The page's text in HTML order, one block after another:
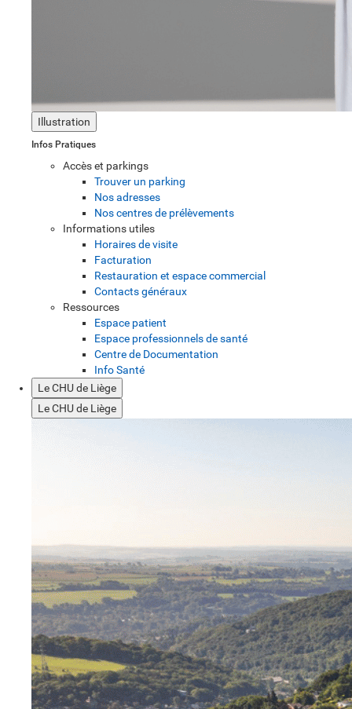
Illustration
Infos Pratiques
Accès et parkings
Trouver un parking
Nos adresses
Nos centres de prélèvements
Informations utiles
Horaires de visite
Facturation
Restauration et espace commercial
Contacts généraux
Ressources
Espace patient
Espace professionnels de santé
Centre de Documentation
Info Santé
Le CHU de Liège
Le CHU de Liège